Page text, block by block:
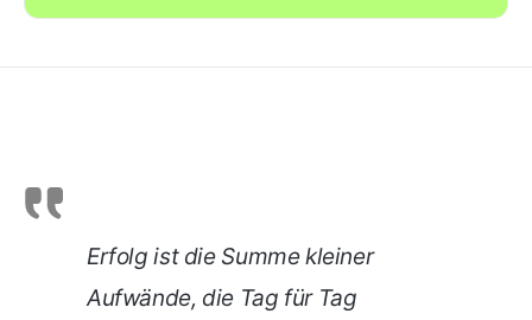
Erfolg ist die Summe kleiner
Aufwände, die Tag für Tag